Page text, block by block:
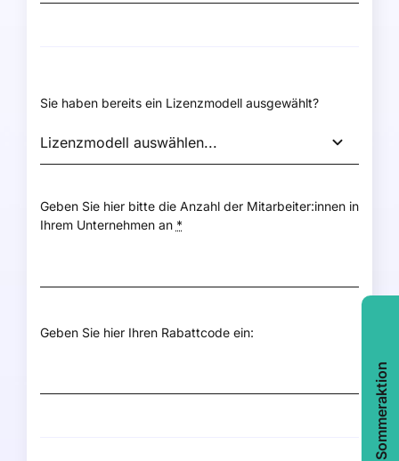
Sie haben bereits ein Lizenzmodell ausgewählt?
Geben Sie hier bitte die Anzahl der Mitarbeiter:innen in
Ihrem Unternehmen an *
Geben Sie hier Ihren Rabattcode ein:
Sommeraktion